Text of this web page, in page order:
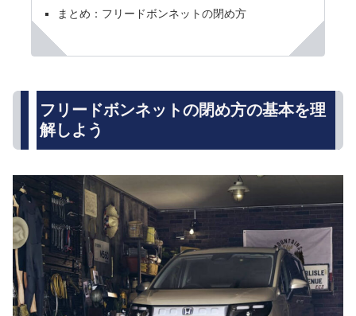
まとめ：フリードボンネットの閉め方
フリードボンネットの閉め方の基本を理
解しよう